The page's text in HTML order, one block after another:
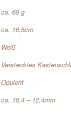
ca. 69 g
ca. 16,5cm
Weiß
Verstecktes
Opulent
ca. 16,4 – 12,4mm